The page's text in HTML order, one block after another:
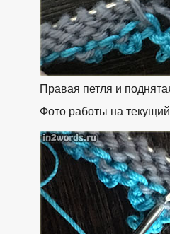
Правая петля и
Фото работы на